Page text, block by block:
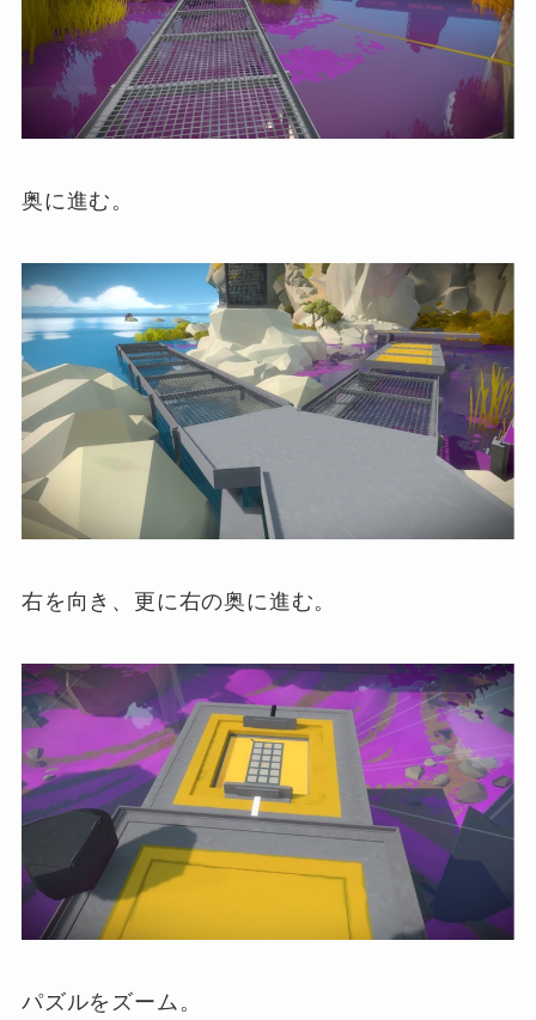
奥に進む。
右を向き、更に右の奥に進む。
パズルをズーム。